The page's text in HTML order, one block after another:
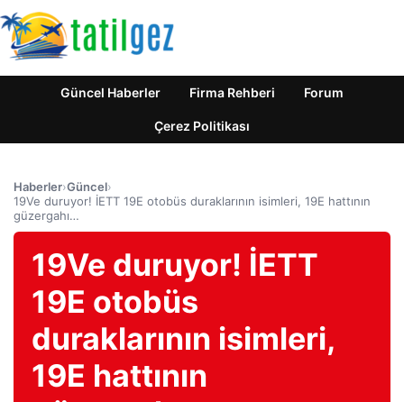
Güncel Haberler Firma Rehberi Forum
Çerez Politikası
Haberler›Güncel›
19Ve duruyor! İETT 19E otobüs duraklarının isimleri, 19E hattının
güzergahı…
19Ve duruyor! İETT
19E otobüs
duraklarının isimleri,
19E hattının